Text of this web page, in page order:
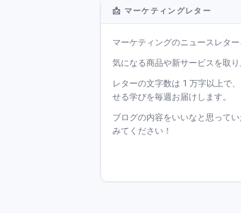
📩 マーケティングレター
マーケティングのニュースレター
気になる商品や新サービスを取
レターの文字数は 1 万字以上で
せる学びを毎週お届けします。
ブログの内容をいいなと思って
みてください！